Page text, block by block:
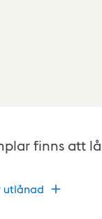
finns att
utlånad